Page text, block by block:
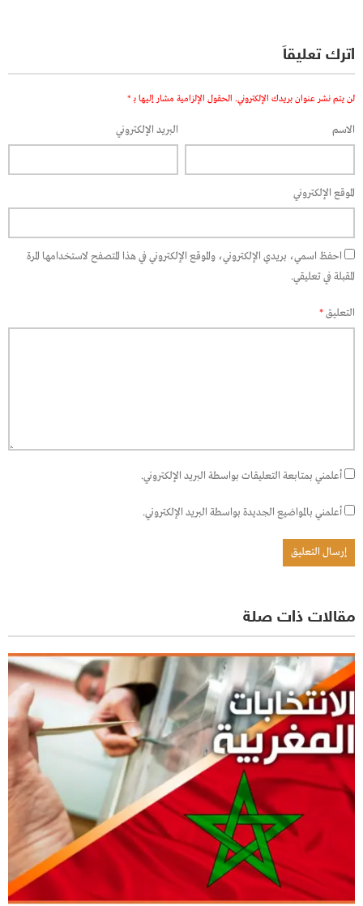
اترك تعليقاً
لن يتم نشر عنوان بريدك الإلكتروني. الحقول الإلزامية مشار إليها بـ *
الاسم البريد الإلكتروني
الموقع الإلكتروني
احفظ اسمي، بريدي الإلكتروني، والموقع الإلكتروني في هذا المتصفح لاستخدامها المرة
المقبلة في تعليقي.
التعليق*
أعلمني بمتابعة التعليقات بواسطة البريد الإلكتروني.
أعلمني بالمواضيع الجديدة بواسطة البريد الإلكتروني.
مقالات ذات صلة